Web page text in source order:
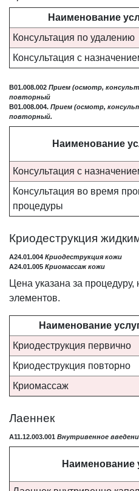
Наименование
Консультация по удалению
Консультация с
B01.008.002 Прием (осмотр,
повторный
B01.008.004. Прием (осмотр,
повторный.
Наименование
Консультация с
Консультация во время
процедуры
Криодеструкция
A24.01.004 Криодеструкция кожи
А24.01.005 Криомассаж кожи
Цена указана за
элементов.
Наименование
Криодеструкция первично
Криодеструкция повторно
Криомассаж
Лаеннек
A11.12.003.001 Внутривенное
Наименование